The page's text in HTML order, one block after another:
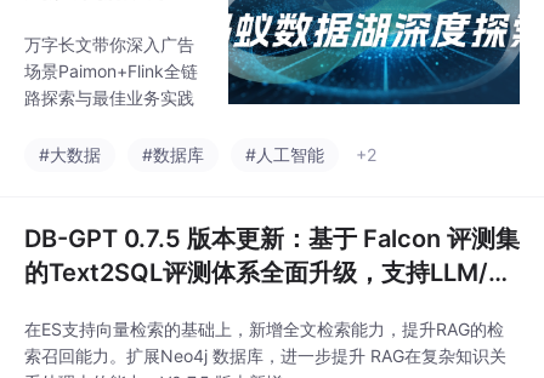
实践
万字长文带你深入广告
场景Paimon+Flink全链
路探索与最佳业务实践
#大数据 #数据库 #人工智能 +2
DB-GPT 0.7.5 版本更新：基于 Falcon 评测集
的Text2SQL评测体系全面升级，支持LLM/A
在ES支持向量检索的基础上，新增全文检索能力，提升RAG的检
索召回能力。扩展Neo4j 数据库，进一步提升 RAG在复杂知识关